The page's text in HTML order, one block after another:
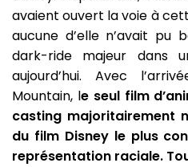
avaient ouvert la voie à
aucune d’elle n’avait pu
dark-ride majeur dans
aujourd’hui. Avec
Mountain, le seul film
casting majoritairement
du film Disney le plus
représentation raciale.